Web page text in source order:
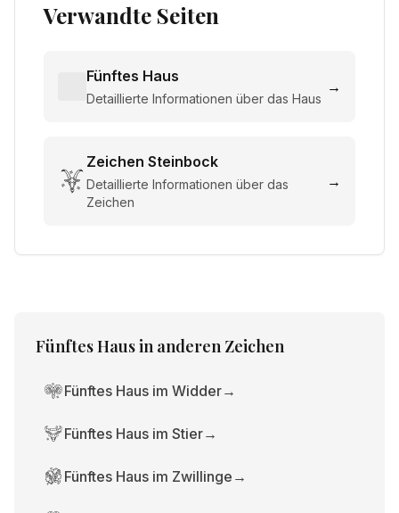
Verwandte Seiten
Fünftes Haus
Detaillierte Informationen über das Haus
→
Zeichen Steinbock
Detaillierte Informationen über das
Zeichen
→
Fünftes Hausin anderen Zeichen
Fünftes Haus im Widder→
Fünftes Haus im Stier→
Fünftes Haus im Zwillinge →